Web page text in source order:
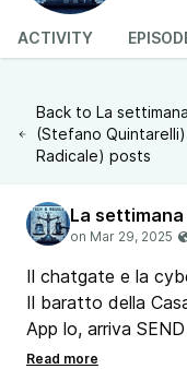
ACTIVITY
Back to La
(Stefano
Radicale) posts
Il chatgate e la
Il baratto della
App lo, arriva SEND
La StartUp della